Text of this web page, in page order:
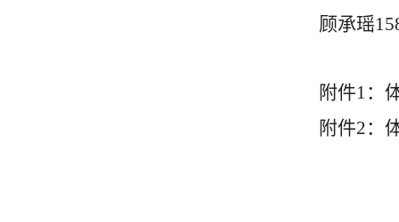
顾承瑶
附件1：
附件2：